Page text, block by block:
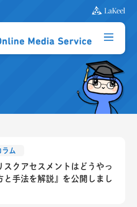
ラム
スクアセスメントはどうやっ
と手法を解説』を公開しまし